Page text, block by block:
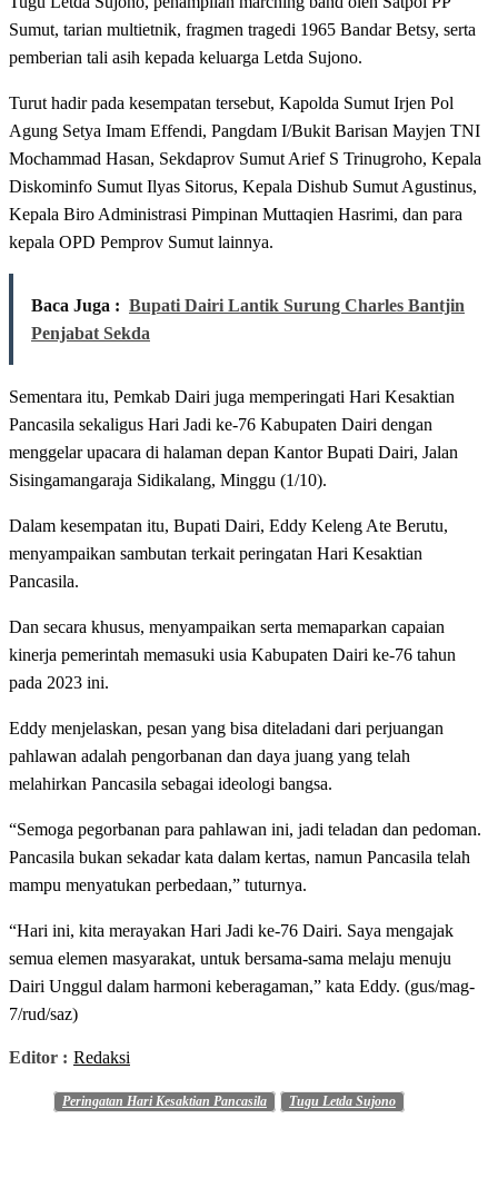
Sumut, tarian multietnik, fragmen tragedi 1965 Bandar Betsy, serta
pemberian tali asih kepada keluarga Letda Sujono.
Turut hadir pada kesempatan tersebut, Kapolda Sumut Irjen Pol
Agung Setya Imam Effendi, Pangdam I/Bukit Barisan Mayjen TNI
Mochammad Hasan, Sekdaprov Sumut Arief S Trinugroho, Kepala
Diskominfo Sumut Ilyas Sitorus, Kepala Dishub Sumut Agustinus,
Kepala Biro Administrasi Pimpinan Muttaqien Hasrimi, dan para
kepala OPD Pemprov Sumut lainnya.
Baca Juga : Bupati Dairi Lantik Surung Charles Bantjin
Penjabat Sekda
Sementara itu, Pemkab Dairi juga memperingati Hari Kesaktian
Pancasila sekaligus Hari Jadi ke-76 Kabupaten Dairi dengan
menggelar upacara di halaman depan Kantor Bupati Dairi, Jalan
Sisingamangaraja Sidikalang, Minggu (1/10).
Dalam kesempatan itu, Bupati Dairi, Eddy Keleng Ate Berutu,
menyampaikan sambutan terkait peringatan Hari Kesaktian
Pancasila.
Dan secara khusus, menyampaikan serta memaparkan capaian
kinerja pemerintah memasuki usia Kabupaten Dairi ke-76 tahun
pada 2023 ini.
Eddy menjelaskan, pesan yang bisa diteladani dari perjuangan
pahlawan adalah pengorbanan dan daya juang yang telah
melahirkan Pancasila sebagai ideologi bangsa.
“Semoga pegorbanan para pahlawan ini, jadi teladan dan pedoman.
Pancasila bukan sekadar kata dalam kertas, namun Pancasila telah
mampu menyatukan perbedaan,” tuturnya.
“Hari ini, kita merayakan Hari Jadi ke-76 Dairi. Saya mengajak
semua elemen masyarakat, untuk bersama-sama melaju menuju
Dairi Unggul dalam harmoni keberagaman,” kata Eddy. (gus/mag-
7/rud/saz)
Editor : Redaksi
Peringatan Hari Kesaktian Pancasila Tugu Letda Sujono